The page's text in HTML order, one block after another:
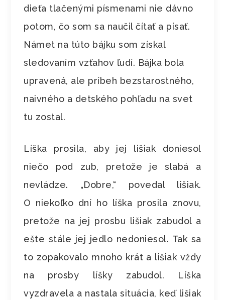
dieťa tlačenými písmenami nie dávno
potom, čo som sa naučil čítať a písať.
Námet na túto bájku som získal
sledovaním vzťahov ľudí. Bájka bola
upravená, ale príbeh bezstarostného,
naivného a detského pohľadu na svet
tu zostal.
Líška prosila, aby jej lišiak doniesol
niečo pod zub, pretože je slabá a
nevládze. „Dobre,“ povedal lišiak.
O niekoľko dní ho líška prosila znovu,
pretože na jej prosbu lišiak zabudol a
ešte stále jej jedlo nedoniesol. Tak sa
to zopakovalo mnoho krát a lišiak vždy
na prosby líšky zabudol. Líška
vyzdravela a nastala situácia, keď lišiak